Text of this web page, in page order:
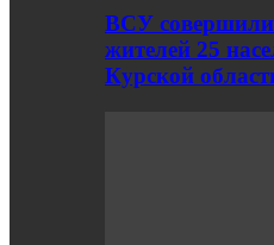
ВСУ совершили
жителей 25
Курской